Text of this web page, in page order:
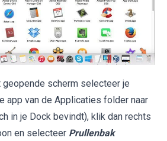
geopende scherm selecteer je
app van de Applicaties folder naar
in je Dock bevindt), klik dan rechts
en selecteer Prullenbak